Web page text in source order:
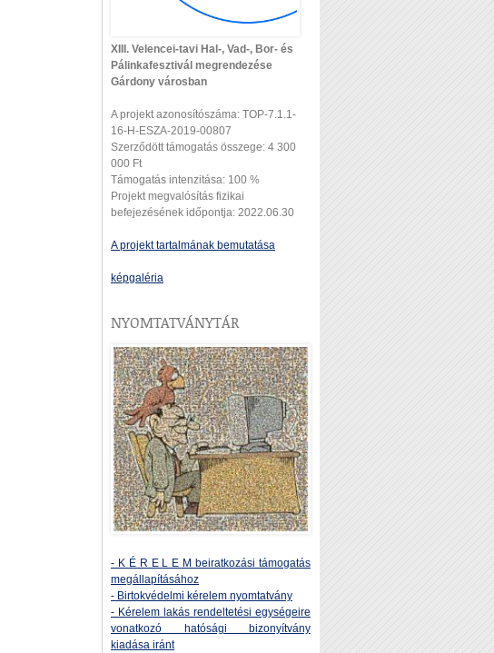
XIII. Velencei-tavi Hal-, Vad-, Bor- és
Pálinkafesztivál megrendezése
Gárdony városban
A projekt azonosítószáma: TOP-7.1.1-
16-H-ESZA-2019-00807
Szerződött támogatás összege: 4 300
000 Ft
Támogatás intenzitása: 100 %
Projekt megvalósítás fizikai
befejezésének időpontja: 2022.06.30
A projekt tartalmának bemutatása
képgaléria
NYOMTATVÁNYTÁR
- K É R E L E M beiratkozási támogatás
megállapításához
- Birtokvédelmi kérelem nyomtatvány
- Kérelem lakás rendeltetési egységeire
vonatkozó hatósági bizonyítvány
kiadása iránt